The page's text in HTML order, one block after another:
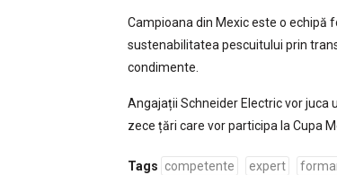
Campioana din Mexic este o echipă
sustenabilitatea pescuitului prin
condimente.
Angajații Schneider Electric vor juca
zece țări care vor participa la Cupa
Tags competente expert